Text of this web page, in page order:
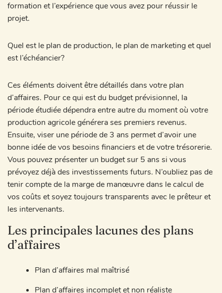
formation et l’expérience que vous avez pour réussir le
projet.
Quel est le plan de production, le plan de marketing et quel
est l’échéancier?
Ces éléments doivent être détaillés dans votre plan
d’affaires. Pour ce qui est du budget prévisionnel, la
période étudiée dépendra entre autre du moment où votre
production agricole générera ses premiers revenus.
Ensuite, viser une période de 3 ans permet d’avoir une
bonne idée de vos besoins financiers et de votre trésorerie.
Vous pouvez présenter un budget sur 5 ans si vous
prévoyez déjà des investissements futurs. N’oubliez pas de
tenir compte de la marge de manœuvre dans le calcul de
vos coûts et soyez toujours transparents avec le prêteur et
les intervenants.
Les principales lacunes des plans
d’affaires
Plan d’affaires mal maîtrisé
Plan d’affaires incomplet et non réaliste